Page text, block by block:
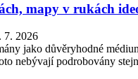
mapy v rukách
7. 2026
jako důvěryhodné
nebývají podrobovány